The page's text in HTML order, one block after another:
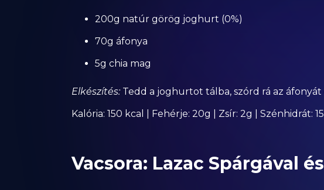
200g natúr görög joghurt (0%)
70g áfonya
5g chia mag
Elkészítés: Tedd a joghurtot tálba, szórd rá az áfonyát
Kalória: 150 kcal | Fehérje: 20g | Zsír: 2g | Szénhidrát:
Vacsora: Lazac Spárgával